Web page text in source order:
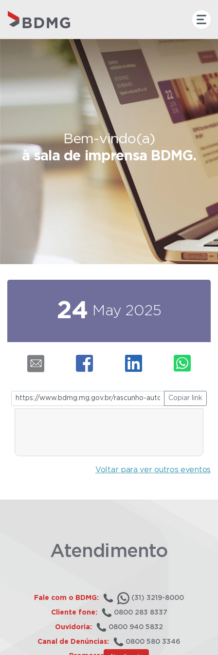
Bem-vindo(a)
à sala de imprensa BDMG.
24 May 2025
Copiar link
Voltar para ver outros eventos
Atendimento
Fale com o BDMG: (31) 3219-8000
Cliente fone: 0800 283 8337
Ouvidoria: 0800 940 5832
Canal de Denúncias: 0800 580 3346